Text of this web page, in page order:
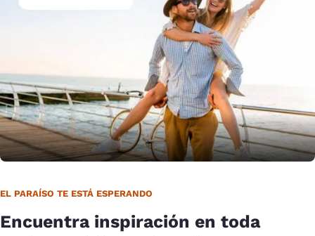
EL PARAÍSO TE ESTÁ ESPERANDO
Encuentra inspiración en toda